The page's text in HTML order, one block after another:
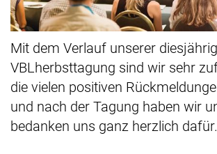
Mit dem Verlauf unserer
VBLherbsttagung sind wir sehr
die vielen positiven
und nach der Tagung haben wir
bedanken uns ganz herzlich dafür.